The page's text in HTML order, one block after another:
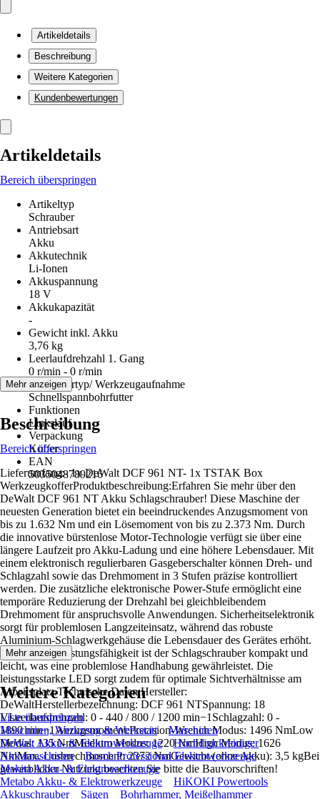
Artikeldetails
Beschreibung
Weitere Kategorien
Kundenbewertungen
Artikeldetails
Bereich überspringen
Artikeltyp
Schrauber
Antriebsart
Akku
Akkutechnik
Li-Ionen
Akkuspannung
18 V
Akkukapazität
-
Gewicht inkl. Akku
3,76 kg
Leerlaufdrehzahl 1. Gang
0 r/min - 0 r/min
Bohrfuttertyp/ Werkzeugaufnahme
Schnellspannbohrfutter
Funktionen
Linkslauf
Verpackung
Koffer
EAN
5035048789216
Mehr anzeigen
Beschreibung
Bereich überspringen
Lieferumfang:- 1x DeWalt DCF 961 NT- 1x TSTAK Box
WerkzeugkofferProduktbeschreibung:Erfahren Sie mehr über den
DeWalt DCF 961 NT Akku Schlagschrauber! Diese Maschine der
neuesten Generation bietet ein beeindruckendes Anzugsmoment von
bis zu 1.632 Nm und ein Lösemoment von bis zu 2.373 Nm. Durch
die innovative bürstenlose Motor-Technologie verfügt sie über eine
längere Laufzeit pro Akku-Ladung und eine höhere Lebensdauer. Mit
einem elektronisch regulierbaren Gasgeberschalter können Dreh- und
Schlagzahl sowie das Drehmoment in 3 Stufen präzise kontrolliert
werden. Die zusätzliche elektronische Power-Stufe ermöglicht eine
temporäre Reduzierung der Drehzahl bei gleichbleibendem
Drehmoment für anspruchsvolle Anwendungen. Sicherheitselektronik
sorgt für problemlosen Langzeiteinsatz, während das robuste
Aluminium-Schlagwerkgehäuse die Lebensdauer des Gerätes erhöht.
Trotz seiner Leistungsfähigkeit ist der Schlagschrauber kompakt und
leicht, was eine problemlose Handhabung gewährleistet. Die
leistungsstarke LED sorgt zudem für optimale Sichtverhältnisse am
Arbeitsplatz.Technische Daten:Hersteller:
DeWaltHerstellerbezeichnung: DCF 961 NTSpannung: 18
VLeerlaufdrehzahl: 0 - 440 / 800 / 1200 min−1Schlagzahl: 0 -
1890 min−1Anzugsmoment:Precision-Wrench Modus: 1496 NmLow
Modus: 135 NmMedium Modus: 1220 NmHigh Modus: 1626
NmMax. Losbrechmoment: 2372 NmGewicht (ohne Akku): 3,5 kgBei
gewerblicher Nutzung beachten Sie bitte die Bauvorschriften!
Mehr anzeigen
Weitere Kategorien
Liste überspringen
Maschinen, Werkzeug & Werkstatt
Maschinen
DeWalt Akku- & Elektrowerkzeuge
Hochdruckreiniger
Akkumaschinen
Bosch Professional Elektrowerkzeuge
Makita Akku- & Elektrowerkzeuge
Metabo Akku- & Elektrowerkzeuge
HiKOKI Powertools
Akkuschrauber
Sägen Bohrhammer, Meißelhammer